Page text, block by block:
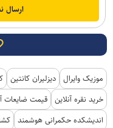
موزیک وایرال دیزلیران کانتین
خرید نقره آنلاین قیمت ضایعات
اندیشکده حکمرانی هوشمند